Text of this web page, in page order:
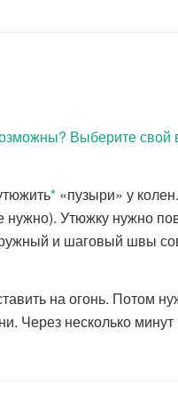
Выберите свой
* «пузыри» у
Утюжку нужно
и шаговый швы
на огонь. Потом
Через несколько